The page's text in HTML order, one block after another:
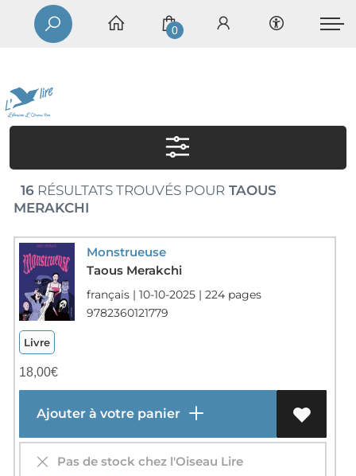
0
16RÉSULTATS TROUVÉS POURTAOUS
MERAKCHI
Monstrueuse
Taous Merakchi
français | 10-10-2025 | 224 pages
9782360121779
Livre
18,00€
Ajouter à votre panier
Pas de stock chez l'Oiseau Lire